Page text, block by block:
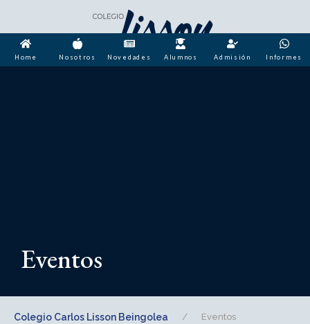
Home Nosotros Novedades Alumnos Admisión Informes
Eventos
Colegio Carlos Lisson Beingolea Eventos